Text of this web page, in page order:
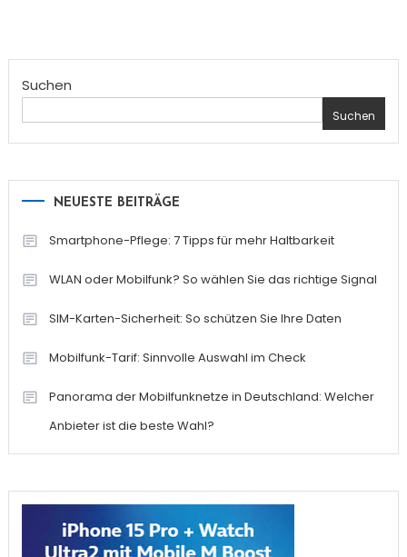
Suchen
Suchen
NEUESTE BEITRÄGE
Smartphone-Pflege: 7 Tipps für mehr Haltbarkeit
WLAN oder Mobilfunk? So wählen Sie das richtige Signal
SIM-Karten-Sicherheit: So schützen Sie Ihre Daten
Mobilfunk-Tarif: Sinnvolle Auswahl im Check
Panorama der Mobilfunknetze in Deutschland: Welcher
Anbieter ist die beste Wahl?